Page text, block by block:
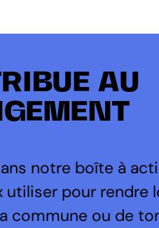
AU
notre boîte à
utiliser pour rendre
commune ou de